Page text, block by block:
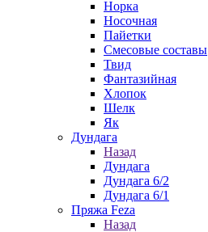
Норка
Носочная
Пайетки
Смесовые составы
Твид
Фантазийная
Хлопок
Шелк
Як
Дундага
Назад
Дундага
Дундага 6/2
Дундага 6/1
Пряжа Feza
Назад